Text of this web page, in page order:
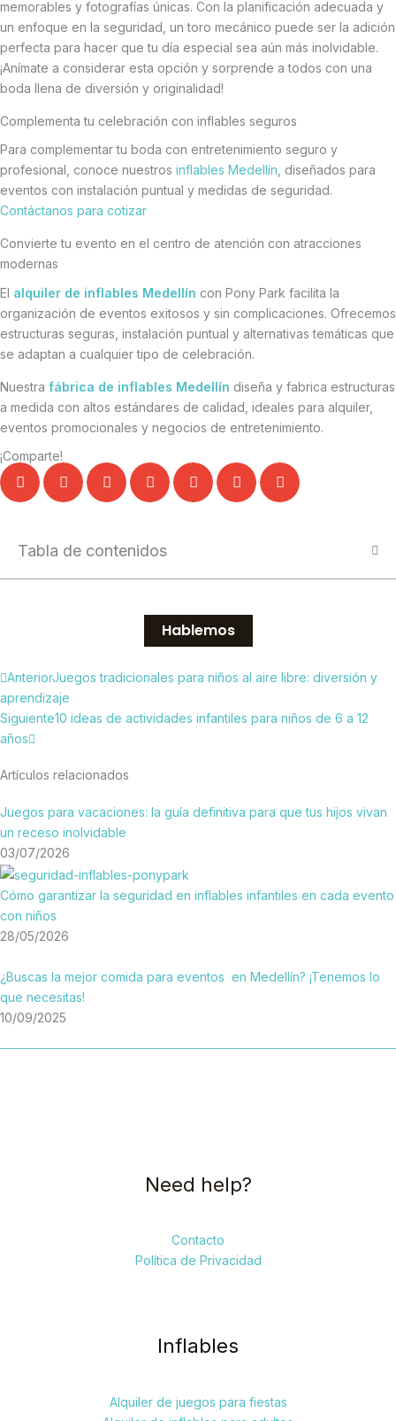
memorables y fotografías únicas. Con la planificación adecuada y
un enfoque en la seguridad, un toro mecánico puede ser la adición
perfecta para hacer que tu día especial sea aún más inolvidable.
¡Anímate a considerar esta opción y sorprende a todos con una
boda llena de diversión y originalidad!
Complementa tu celebración con inflables seguros
Para complementar tu boda con entretenimiento seguro y
profesional, conoce nuestros inflables Medellín, diseñados para
eventos con instalación puntual y medidas de seguridad.
Contáctanos para cotizar
Convierte tu evento en el centro de atención con atracciones
modernas
El alquiler de inflables Medellín con Pony Park facilita la
organización de eventos exitosos y sin complicaciones. Ofrecemos
estructuras seguras, instalación puntual y alternativas temáticas que
se adaptan a cualquier tipo de celebración.
Nuestra fábrica de inflables Medellín diseña y fabrica estructuras
a medida con altos estándares de calidad, ideales para alquiler,
eventos promocionales y negocios de entretenimiento.
¡Comparte!
Tabla de contenidos
Hablemos
Ant
AnteriorJuegos tradicionales para niños al aire libre: diversión y
aprendizaje
Siguiente10 ideas de actividades infantiles para niños de 6 a 12
años
Siguiente
Artículos relacionados
Juegos para vacaciones: la guía definitiva para que tus hijos vivan
un receso inolvidable
03/07/2026
Cómo garantizar la seguridad en inflables infantiles en cada evento
con niños
28/05/2026
¿Buscas la mejor comida para eventos en Medellín? ¡Tenemos lo
que necesitas!
10/09/2025
Need help?
Contacto
Política de Privacidad
Inflables
Alquiler de juegos para fiestas